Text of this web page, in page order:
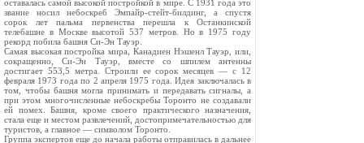
оставалась самой высокой постройкой в мире. С 1931 года это
звание носил небоскреб Эмпайр-стейт-билдинг, а спустя
сорок лет пальма первенства перешла к Останкинской
телебашне в Москве высотой 537 метров. Но в 1975 году
рекорд побила башня Си-Эн Тауэр.
Самая высокая постройка мира, Канадиен Нэшенл Тауэр, или,
сокращенно, Си-Эн Тауэр, вместе со шпилем антенны
достигает 553,5 метра. Строили ее сорок месяцев — с 12
февраля 1973 года по 2 апреля 1975 года. Идея заключалась в
том, чтобы башня могла принимать и передавать сигналы, а
при этом многочисленные небоскребы Торонто не создавали
ей помех. Башня, кроме своего практического назначения,
стала еще и местом развлечений, достопримечательностью для
туристов, а главное — символом Торонто.
Группа экспертов еще до начала работы отправилась в дальнее